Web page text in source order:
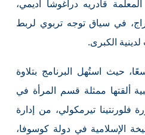
قادريه دراغوشا أديمي،
في سياق توجه تربوي لربط
لدينية الكبرى.
حيث استُهل البرنامج بتلاوة
ألقتها ممثلة قسم المرأة في
فلورنتينا تيرمكولي، من إدارة
الإسلامية في دولة كوسوفا،